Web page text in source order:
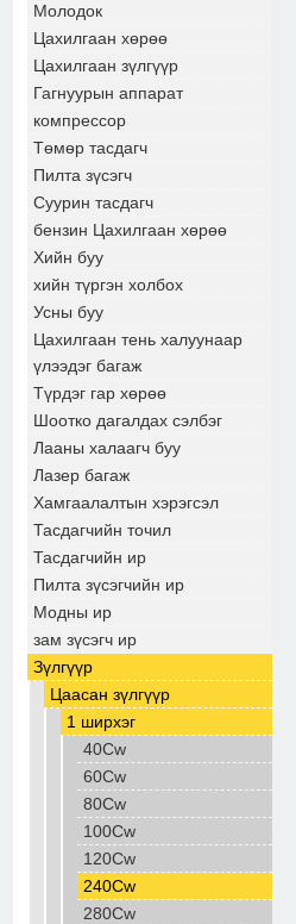
Молодок
Цахилгаан хөрөө
Цахилгаан зүлгүүр
Гагнуурын аппарат
компрессор
Төмөр тасдагч
Пилта зүсэгч
Суурин тасдагч
бензин Цахилгаан хөрөө
Хийн буу
хийн түргэн холбох
Усны буу
Цахилгаан тень халуунаар
үлээдэг багаж
Түрдэг гар хөрөө
Шоотко дагалдах сэлбэг
Лааны халаагч буу
Лазер багаж
Хамгаалалтын хэрэгсэл
Тасдагчийн точил
Тасдагчийн ир
Пилта зүсэгчийн ир
Модны ир
зам зүсэгч ир
Зүлгүүр
Цаасан зүлгүүр
1 ширхэг
40Cw
60Cw
80Cw
100Cw
120Cw
240Cw
280Cw